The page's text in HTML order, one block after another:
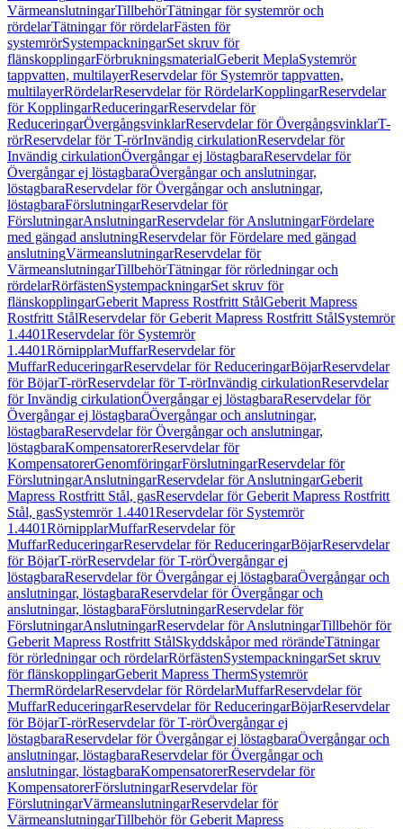
VärmeanslutningarTillbehörTätningar för systemrör och
rördelarTätningar för rördelarFästen för
systemrörSystempackningarSet skruv för
flänskopplingarFörbrukningsmaterialGeberit MeplaSystemrör
tappvatten, multilayerReservdelar för Systemrör tappvatten,
multilayerRördelarReservdelar för RördelarKopplingarReservdelar
för KopplingarReduceringarReservdelar för
ReduceringarÖvergångsvinklarReservdelar för ÖvergångsvinklarT-
rörReservdelar för T-rörInvändig cirkulationReservdelar för
Invändig cirkulationÖvergångar ej löstagbaraReservdelar för
Övergångar ej löstagbaraÖvergångar och anslutningar,
löstagbaraReservdelar för Övergångar och anslutningar,
löstagbaraFörslutningarReservdelar för
FörslutningarAnslutningarReservdelar för AnslutningarFördelare
med gängad anslutningReservdelar för Fördelare med gängad
anslutningVärmeanslutningarReservdelar för
VärmeanslutningarTillbehörTätningar för rörledningar och
rördelarRörfästenSystempackningarSet skruv för
flänskopplingarGeberit Mapress Rostfritt StålGeberit Mapress
Rostfritt StålReservdelar för Geberit Mapress Rostfritt StålSystemrör
1.4401Reservdelar för Systemrör
1.4401RörnipplarMuffarReservdelar för
MuffarReduceringarReservdelar för ReduceringarBöjarReservdelar
för BöjarT-rörReservdelar för T-rörInvändig cirkulationReservdelar
för Invändig cirkulationÖvergångar ej löstagbaraReservdelar för
Övergångar ej löstagbaraÖvergångar och anslutningar,
löstagbaraReservdelar för Övergångar och anslutningar,
löstagbaraKompensatorerReservdelar för
KompensatorerGenomföringarFörslutningarReservdelar för
FörslutningarAnslutningarReservdelar för AnslutningarGeberit
Mapress Rostfritt Stål, gasReservdelar för Geberit Mapress Rostfritt
Stål, gasSystemrör 1.4401Reservdelar för Systemrör
1.4401RörnipplarMuffarReservdelar för
MuffarReduceringarReservdelar för ReduceringarBöjarReservdelar
för BöjarT-rörReservdelar för T-rörÖvergångar ej
löstagbaraReservdelar för Övergångar ej löstagbaraÖvergångar och
anslutningar, löstagbaraReservdelar för Övergångar och
anslutningar, löstagbaraFörslutningarReservdelar för
FörslutningarAnslutningarReservdelar för AnslutningarTillbehör för
Geberit Mapress Rostfritt StålSkyddskåpor med rörändeTätningar
för rörledningar och rördelarRörfästenSystempackningarSet skruv
för flänskopplingarGeberit Mapress ThermSystemrör
ThermRördelarReservdelar för RördelarMuffarReservdelar för
MuffarReduceringarReservdelar för ReduceringarBöjarReservdelar
för BöjarT-rörReservdelar för T-rörÖvergångar ej
löstagbaraReservdelar för Övergångar ej löstagbaraÖvergångar och
anslutningar, löstagbaraReservdelar för Övergångar och
anslutningar, löstagbaraKompensatorerReservdelar för
KompensatorerFörslutningarReservdelar för
FörslutningarVärmeanslutningarReservdelar för
VärmeanslutningarTillbehör för Geberit Mapress